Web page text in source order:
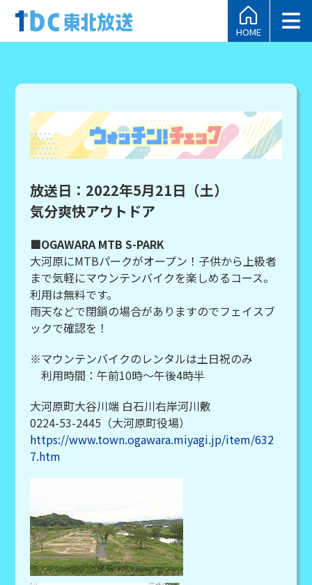
HOME
放送日：2022年5月21日（土）
気分爽快アウトドア
■OGAWARA MTB S-PARK
大河原にMTBパークがオープン！子供から上級者
まで気軽にマウンテンバイクを楽しめるコース。
利用は無料です。
雨天などで閉鎖の場合がありますのでフェイスブ
ックで確認を！
※マウンテンバイクのレンタルは土日祝のみ
利用時間：午前10時～午後4時半
大河原町大谷川端 白石川右岸河川敷
0224-53-2445（大河原町役場）
https://www.town.ogawara.miyagi.jp/item/632
7.htm